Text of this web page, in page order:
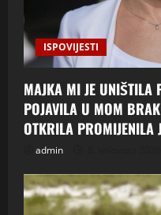
ISPOVIJESTI
MAJKA MI JE UNIŠTILA
POJAVILA U MOM
OTKRILA PROMIJENILA
admin